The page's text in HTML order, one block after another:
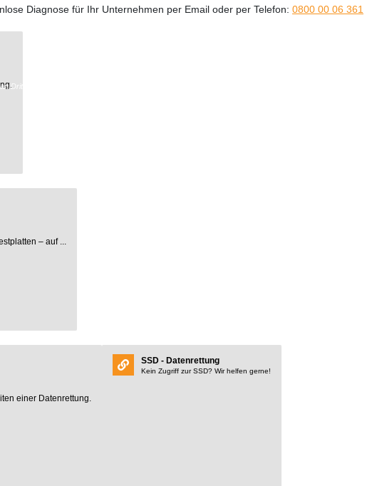
Dritte weiter.
Diagnose für Ihr Unternehmen per Email oder per Telefon: 0800 00 06 361
– auf ...
einer Datenrettung.
SSD - Datenrettung
Kein Zugriff zur SSD? Wir helfen gerne!